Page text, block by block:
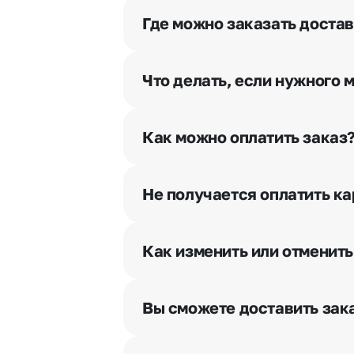
Где можно заказать
Что делать, если нужного
Как можно оплатить
Наличными.
Банковскими картами Visa,
Через Yandex Pay, UnionPay,
Не получается оплатить
Как изменить или
Вы сможете доставить